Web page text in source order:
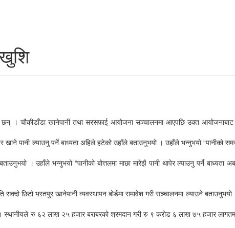
। चौकीडाँडा खानेपानी तथा सरसफाई आयोजना सञ्चालनमा आएपछि उक्त
पानी ल्याउनु पर्ने बाध्यता अहिले हटेको उहाँले बताउनुभयो । उहाँले भन्नुभयो “पानीको
। उहाँले भन्नुभयो “पानीको बोत्तलमा माछा मारेझै पानी थापेर ल्याउनु पर्ने बाध्यता
छिटो भरतपुर खानेपानी व्यवस्थापन बोर्डमा समावेश गरी सञ्चालनमा ल्याउने
रु ६२ लाख २५ हजार बराबरको श्रमदान गरी रु ९ करोड ६ लाख ७५ हजार